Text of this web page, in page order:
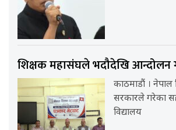
शिक्षक महासंघले भदौदेखि आन्दोलन
काठमाडौं ।
सरकारले गरेका
विद्यालय